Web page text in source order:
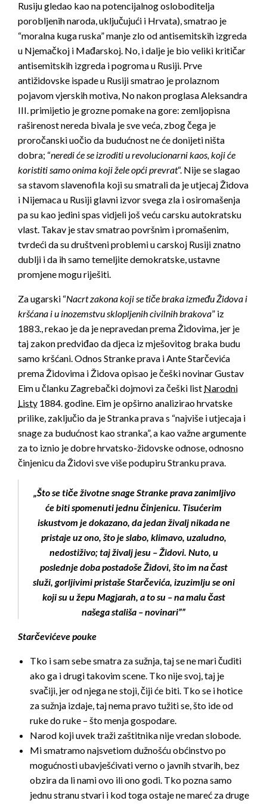
Rusiju gledao kao na potencijalnog osloboditelja
porobljenih naroda, uključujući i Hrvata), smatrao je
“moralna kuga ruska” manje zlo od antisemitskih izgreda
u Njemačkoj i Mađarskoj. No, i dalje je bio veliki kritičar
antisemitskih izgreda i pogroma u Rusiji. Prve
antižidovske ispade u Rusiji smatrao je prolaznom
pojavom vjerskih motiva, No nakon proglasa Aleksandra
III. primijetio je grozne pomake na gore: zemljopisna
raširenost nereda bivala je sve veća, zbog čega je
proročanski uočio da budućnost ne će donijeti ništa
dobra; “neredi će se izroditi u revolucionarni kaos, koji će
koristiti samo onima koji žele opći prevrat“. Nije se slagao
sa stavom slavenofila koji su smatrali da je utjecaj Židova
i Nijemaca u Rusiji glavni izvor svega zla i osiromašenja
pa su kao jedini spas vidjeli još veću carsku autokratsku
vlast. Takav je stav smatrao površnim i promašenim,
tvrdeći da su društveni problemi u carskoj Rusiji znatno
dublji i da ih samo temeljite demokratske, ustavne
promjene mogu riješiti.
Za ugarski “Nacrt zakona koji se tiče braka između Židova i
kršćana i u inozemstvu sklopljenih civilnih brakova” iz
1883., rekao je da je nepravedan prema Židovima, jer je
taj zakon predviđao da djeca iz mješovitog braka budu
samo kršćani. Odnos Stranke prava i Ante Starčevića
prema Židovima i Židova opisao je češki novinar Gustav
Eim u članku Zagrebački dojmovi za češki list Narodni
Listy 1884. godine. Eim je opširno analizirao hrvatske
prilike, zaključio da je Stranka prava s “najviše i utjecaja i
snage za budućnost kao stranka”, a kao važne argumente
za to iznio je dobre hrvatsko-židovske odnose, odnosno
činjenicu da Židovi sve više podupiru Stranku prava.
„Što se tiče životne snage Stranke prava zanimljivo
će biti spomenuti jednu činjenicu. Tisućerim
iskustvom je dokazano, da jedan živalj nikada ne
pristaje uz ono, što je slabo, klimavo, uzaludno,
nedostiživo; taj živalj jesu – Židovi. Nuto, u
poslednje doba postadoše Židovi, što im na čast
služi, gorljivimi pristaše Starčevića, izuzimlju se oni
koji su u žepu Magjarah, a to su – na malu čast
našega stališa – novinari””
Starčevićeve pouke
Tko i sam sebe smatra za sužnja, taj se ne mari čuditi
ako ga i drugi takovim scene. Tko nije svoj, taj je
svačiji, jer od njega ne stoji, čiji će biti. Tko se i hotice
za sužnja izdaje, taj nema pravo tužiti se, što ide od
ruke do ruke – što menja gospodare.
Narod koji uvek traži zaštitnika nije vredan slobode.
Mi smatramo najsvetiom dužnošću obćinstvo po
mogućnosti ubavješćivati verno o javnih stvarih, bez
obzira da li nami ovo ili ono godi. Tko pozna samo
jednu stranu stvari i kod toga ostaje ne mareć za druge